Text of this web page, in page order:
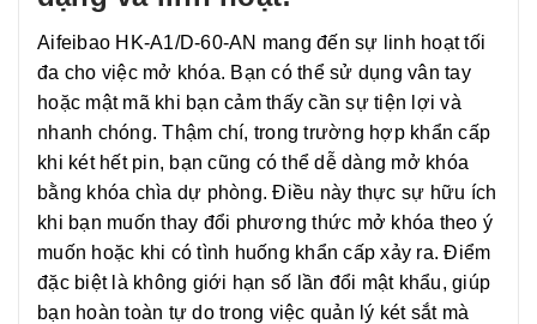
Aifeibao HK-A1/D-60-AN mang đến sự linh hoạt tối
đa cho việc mở khóa. Bạn có thể sử dụng vân tay
hoặc mật mã khi bạn cảm thấy cần sự tiện lợi và
nhanh chóng. Thậm chí, trong trường hợp khẩn cấp
khi két hết pin, bạn cũng có thể dễ dàng mở khóa
bằng khóa chìa dự phòng. Điều này thực sự hữu ích
khi bạn muốn thay đổi phương thức mở khóa theo ý
muốn hoặc khi có tình huống khẩn cấp xảy ra. Điểm
đặc biệt là không giới hạn số lần đổi mật khẩu, giúp
bạn hoàn toàn tự do trong việc quản lý két sắt mà